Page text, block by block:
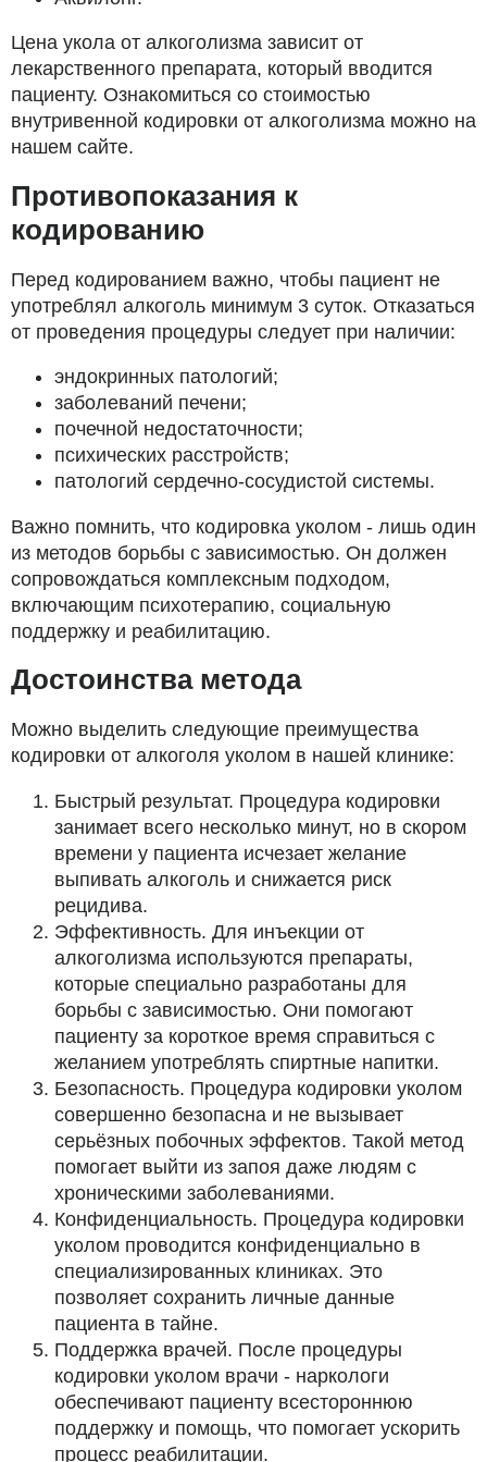
Цена укола от алкоголизма зависит от
лекарственного препарата, который вводится
пациенту. Ознакомиться со стоимостью
внутривенной кодировки от алкоголизма можно на
нашем сайте.
Противопоказания к
кодированию
Перед кодированием важно, чтобы пациент не
употреблял алкоголь минимум 3 суток. Отказаться
от проведения процедуры следует при наличии:
эндокринных патологий;
заболеваний печени;
почечной недостаточности;
психических расстройств;
патологий сердечно-сосудистой системы.
Важно помнить, что кодировка уколом - лишь один
из методов борьбы с зависимостью. Он должен
сопровождаться комплексным подходом,
включающим психотерапию, социальную
поддержку и реабилитацию.
Достоинства метода
Можно выделить следующие преимущества
кодировки от алкоголя уколом в нашей клинике:
Быстрый результат. Процедура кодировки
занимает всего несколько минут, но в скором
времени у пациента исчезает желание
выпивать алкоголь и снижается риск
рецидива.
Эффективность. Для инъекции от
алкоголизма используются препараты,
которые специально разработаны для
борьбы с зависимостью. Они помогают
пациенту за короткое время справиться с
желанием употреблять спиртные напитки.
Безопасность. Процедура кодировки уколом
совершенно безопасна и не вызывает
серьёзных побочных эффектов. Такой метод
помогает выйти из запоя даже людям с
хроническими заболеваниями.
Конфиденциальность. Процедура кодировки
уколом проводится конфиденциально в
специализированных клиниках. Это
позволяет сохранить личные данные
пациента в тайне.
Поддержка врачей. После процедуры
кодировки уколом врачи - наркологи
обеспечивают пациенту всестороннюю
поддержку и помощь, что помогает ускорить
процесс реабилитации.